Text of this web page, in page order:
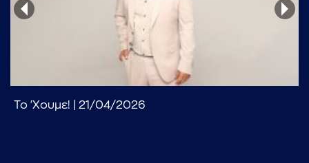
Το 'Χουμε! | 21/04/2026